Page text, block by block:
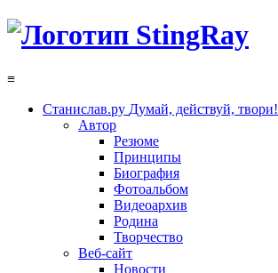
≡
Станислав.ру Думай, действуй, твори!
Автор
Резюме
Принципы
Биография
Фотоальбом
Видеоархив
Родина
Творчество
Веб-сайт
Новости